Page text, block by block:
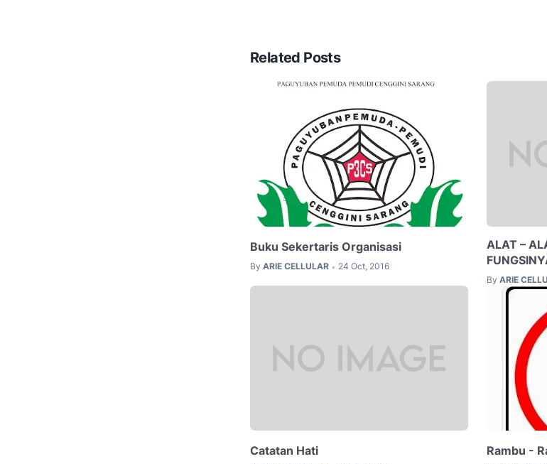
Related Posts
Buku Sekertaris Organisasi
By ARIE CELLULAR • 24 Oct, 2016
ALAT –
By ARIE
Catatan Hati Rambu -